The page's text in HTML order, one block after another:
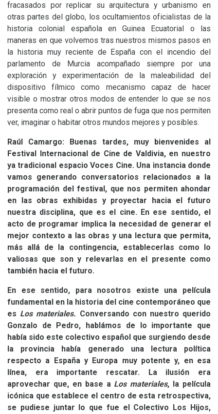
fracasados por replicar su arquitectura y urbanismo en
otras partes del globo, los ocultamientos oficialistas de la
historia colonial española en Guinea Ecuatorial o las
maneras en que volvemos tras nuestros mismos pasos en
la historia muy reciente de España con el incendio del
parlamento de Murcia acompañado siempre por una
exploración y experimentación de la maleabilidad del
dispositivo fílmico como mecanismo capaz de hacer
visible o mostrar otros modos de entender lo que se nos
presenta como real o abrir puntos de fuga que nos permiten
ver, imaginar o habitar otros mundos mejores y posibles.
Raúl Camargo: Buenas tardes, muy bienvenides al
Festival Internacional de Cine de Valdivia, en nuestro
ya tradicional espacio Voces Cine. Una instancia donde
vamos generando conversatorios relacionados a la
programación del festival, que nos permiten ahondar
en las obras exhibidas y proyectar hacia el futuro
nuestra disciplina, que es el cine. En ese sentido, el
acto de programar implica la necesidad de generar el
mejor contexto a las obras y una lectura que permita,
más allá de la contingencia, establecerlas como lo
valiosas que son y relevarlas en el presente como
también hacia el futuro.
En ese sentido, para nosotros existe una película
fundamental en la historia del cine contemporáneo que
es Los materiales. Conversando con nuestro querido
Gonzalo de Pedro, hablámos de lo importante que
había sido este colectivo español que surgiendo desde
la provincia había generado una lectura política
respecto a España y Europa muy potente y, en esa
línea, era importante rescatar. La ilusión era
aprovechar que, en base a Los materiales, la película
icónica que establece el centro de esta retrospectiva,
se pudiese juntar lo que fue el Colectivo Los Hijos,